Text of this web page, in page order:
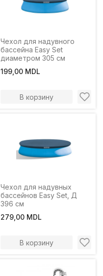
Чехол для надувного
бассейна Easy Set
диаметром 305 см
199,00 MDL
В корзину
Чехол для надувных
бассейнов Easy Set, Д
396 см
279,00 MDL
В корзину